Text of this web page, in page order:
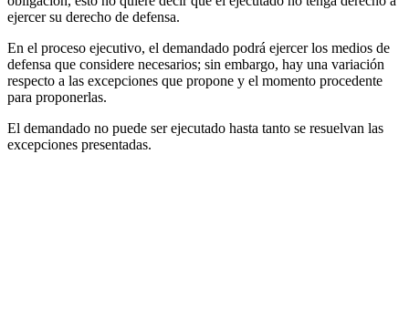
ejercer su derecho de defensa.
En el proceso ejecutivo, el demandado podrá ejercer los medios de
defensa que considere necesarios; sin embargo, hay una variación
respecto a las excepciones que propone y el momento procedente
para proponerlas.
El demandado no puede ser ejecutado hasta tanto se resuelvan las
excepciones presentadas.